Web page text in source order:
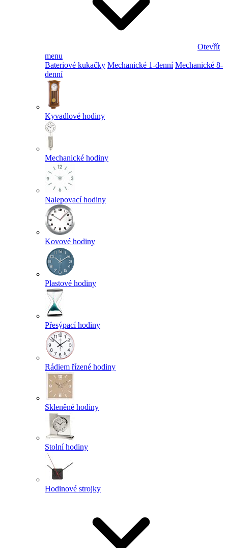
Otevřít
menu
Bateriové kukačky Mechanické 1-denní Mechanické 8-
denní
Kyvadlové hodiny
Mechanické hodiny
Nalepovací hodiny
Kovové hodiny
Plastové hodiny
Přesýpací hodiny
Rádiem řízené hodiny
Skleněné hodiny
Stolní hodiny
Hodinové strojky